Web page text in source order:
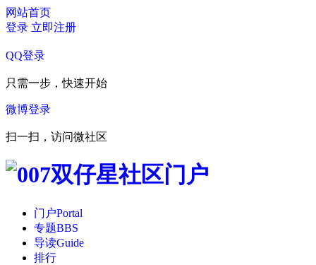
网站首页
登录 立即注册
QQ登录
只需一步，快速开始
微博登录
扫一扫，访问微社区
门户Portal
专题BBS
导读Guide
排行